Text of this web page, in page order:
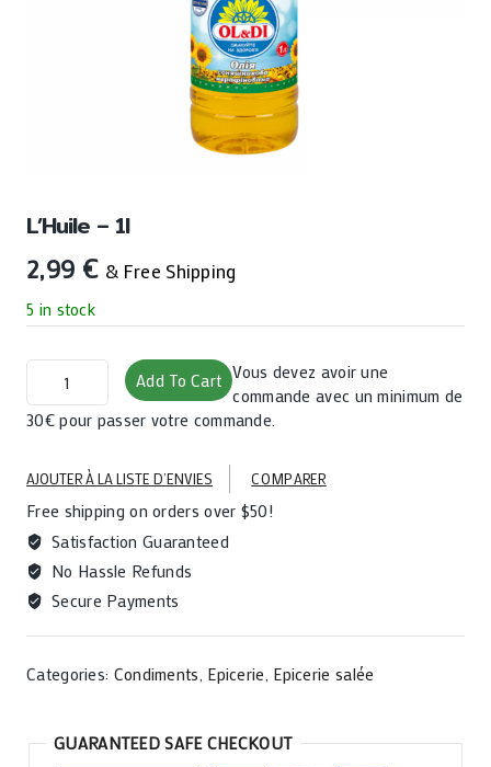
L’Huile – 1l
2,99 € & Free Shipping
5 in stock
1l
Add To Cart Vous devez avoir une
commande avec un minimum de
30€ pour passer votre commande.
AJOUTER À LA LISTE D’ENVIES COMPARER
Free shipping on orders over $50!
Satisfaction Guaranteed
No Hassle Refunds
Secure Payments
Categories: Condiments, Epicerie, Epicerie salée
GUARANTEED SAFE CHECKOUT